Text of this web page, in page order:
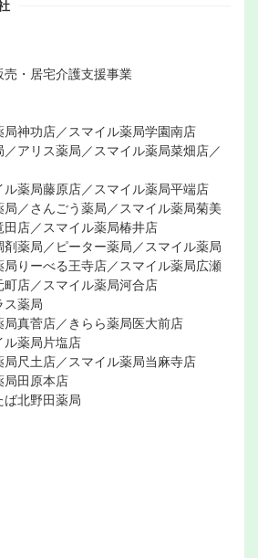
・居宅介護支援事業
局神功店／スマイル薬局学園南店
／アリス薬局／スマイル薬局菜畑店／
ル薬局藤原店／スマイル薬局平端店
局／さんごう薬局／スマイル薬局菊美
店／スマイル薬局椿井店
剤薬局／ピーター薬局／スマイル薬局
りーべる王寺店／スマイル薬局広瀬
店／スマイル薬局河合店
ス薬局
局真菅店／きらら薬局医大前店
ル薬局片塩店
局尺土店／スマイル薬局当麻寺店
局田原本店
ば北野田薬局